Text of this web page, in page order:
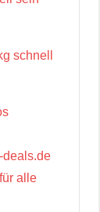
schnell
deals.de
alle